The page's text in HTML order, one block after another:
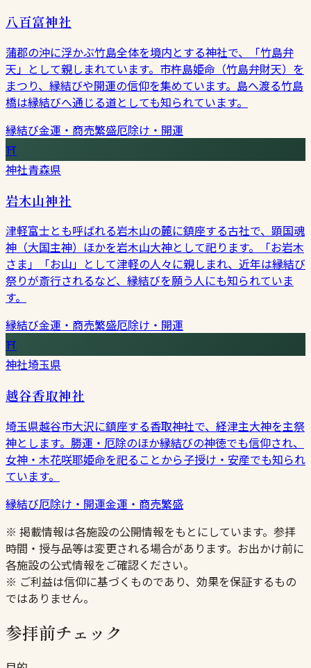
八百富神社
蒲郡の沖に浮かぶ竹島全体を境内とする神社で、「竹島弁
天」として親しまれています。市杵島姫命（竹島弁財天）を
まつり、縁結びや開運の信仰を集めています。島へ渡る竹島
橋は縁結びへ通じる道としても知られています。
縁結び金運・商売繁盛厄除け・開運
⛩
神社青森県
岩木山神社
津軽富士とも呼ばれる岩木山の麓に鎮座する古社で、顕国魂
神（大国主神）ほかを岩木山大神として祀ります。「お岩木
さま」「お山」として津軽の人々に親しまれ、近年は縁結び
祭りが斎行されるなど、縁結びを願う人にも知られていま
す。
縁結び金運・商売繁盛厄除け・開運
⛩
神社埼玉県
越谷香取神社
埼玉県越谷市大沢に鎮座する香取神社で、経津主大神を主祭
神とします。勝運・厄除のほか縁結びの神徳でも信仰され、
女神・木花咲耶姫命を祀ることから子授け・安産でも知られ
ています。
縁結び厄除け・開運金運・商売繁盛
※ 掲載情報は各施設の公開情報をもとにしています。参拝
時間・授与品等は変更される場合があります。お出かけ前に
各施設の公式情報をご確認ください。
※ ご利益は信仰に基づくものであり、効果を保証するもの
ではありません。
参拝前チェック